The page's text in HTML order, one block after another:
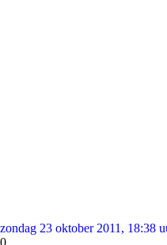
zondag 23 oktober 2011, 18:38
0